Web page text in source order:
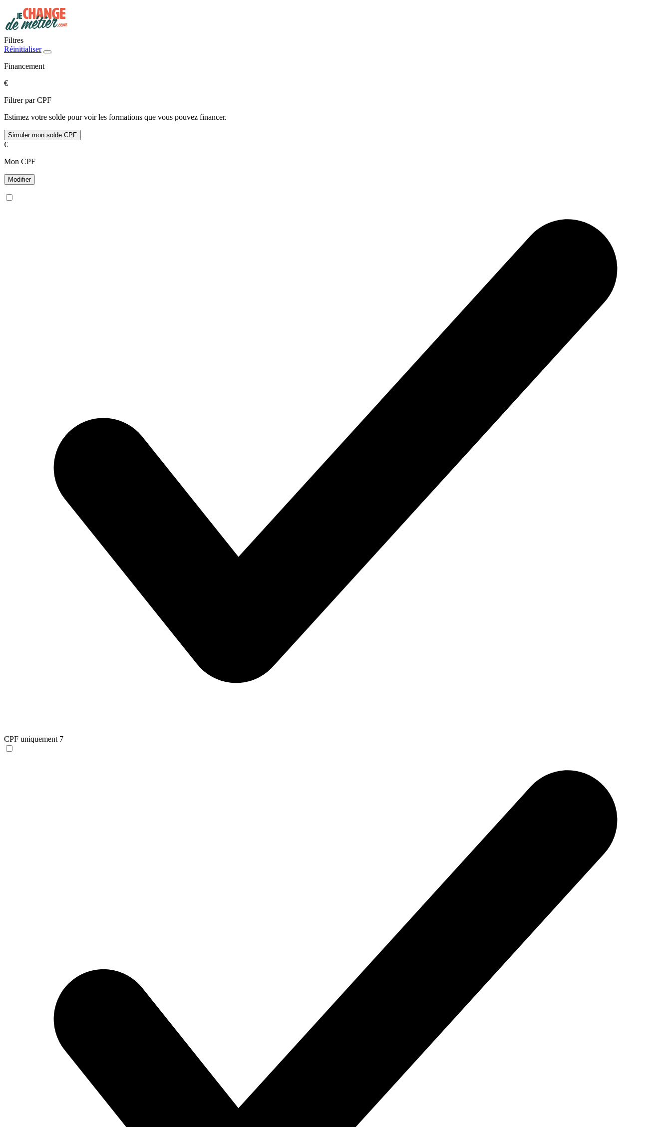
Filtres
Réinitialiser
Financement
€
Filtrer par CPF
Estimez votre solde pour voir les formations que vous pouvez financer.
Simuler mon solde CPF
€
Mon CPF
Modifier
CPF uniquement 7